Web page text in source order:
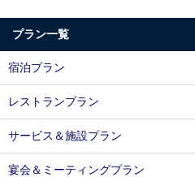
プラン一覧
宿泊プラン
レストランプラン
サービス＆施設プラン
宴会＆ミーティングプラン